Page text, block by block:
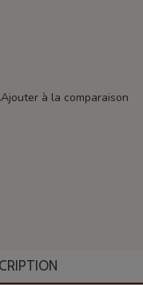
Ajouter à la comparaison